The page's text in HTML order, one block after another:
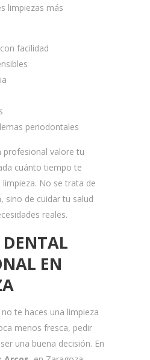
limpiezas más
facilidad
periodontales
profesional valore tu
cuánto tiempo te
limpieza. No se trata de
sino de cuidar tu salud
reales.
EN
te haces una limpieza
menos fresca, pedir
una buena decisión. En